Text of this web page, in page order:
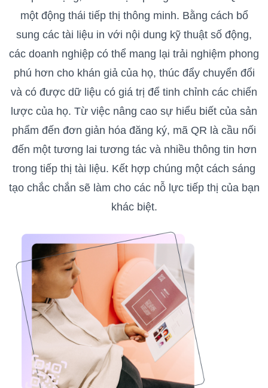
một động thái tiếp thị thông minh. Bằng cách bổ
sung các tài liệu in với nội dung kỹ thuật số động,
các doanh nghiệp có thể mang lại trải nghiệm phong
phú hơn cho khán giả của họ, thúc đẩy chuyển đổi
và có được dữ liệu có giá trị để tinh chỉnh các chiến
lược của họ. Từ việc nâng cao sự hiểu biết của sản
phẩm đến đơn giản hóa đăng ký, mã QR là cầu nối
đến một tương lai tương tác và nhiều thông tin hơn
trong tiếp thị tài liệu. Kết hợp chúng một cách sáng
tạo chắc chắn sẽ làm cho các nỗ lực tiếp thị của bạn
khác biệt.